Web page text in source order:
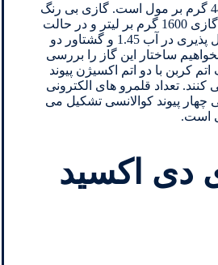
جرم مولی این گاز تقریبا 44 گرم بر مول است. گازی بی رنگ
است، چگالی آن در حالت گازی 1600 گرم بر لیتر و در حالت
جامد 1.98 می باشد. انحلال پذیری در آب 1.45 و گشتاور دو
ساختار این گاز را بررسی
کربن با دو اتم اکسیژن پیوند
کنند. تعداد قلمرو های الکترونی
کلی چهار پیوند کوالانسی تشکیل می
است.
دی اکسید